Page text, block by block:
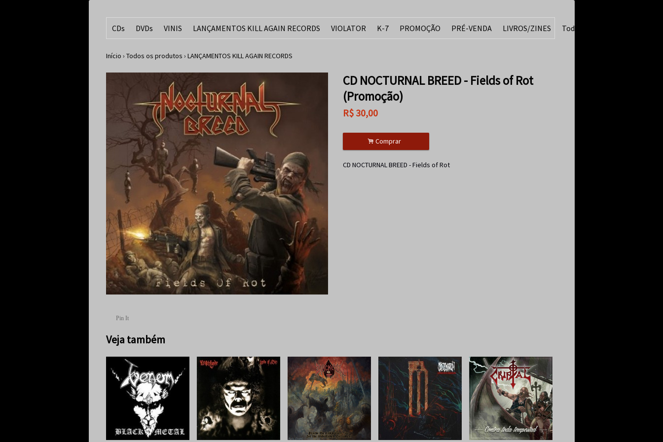
CDs DVDs VINIS LANÇAMENTOS KILL AGAIN RECORDS VIOLATOR K-7 PROMOÇÃO PRÉ-VENDA LIVROS/ZINES Todos
Início › Todos os produtos › LANÇAMENTOS KILL AGAIN RECORDS
Pin It
CD NOCTURNAL BREED - Fields of Rot
(Promoção)
R$ 30,00
. Comprar
CD NOCTURNAL BREED - Fields of Rot
Veja também